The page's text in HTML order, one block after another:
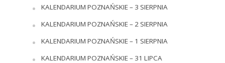
KALENDARIUM POZNAŃSKIE – 3 SIERPNIA
KALENDARIUM POZNAŃSKIE – 2 SIERPNIA
KALENDARIUM POZNAŃSKIE – 1 SIERPNIA
KALENDARIUM POZNAŃSKIE – 31 LIPCA